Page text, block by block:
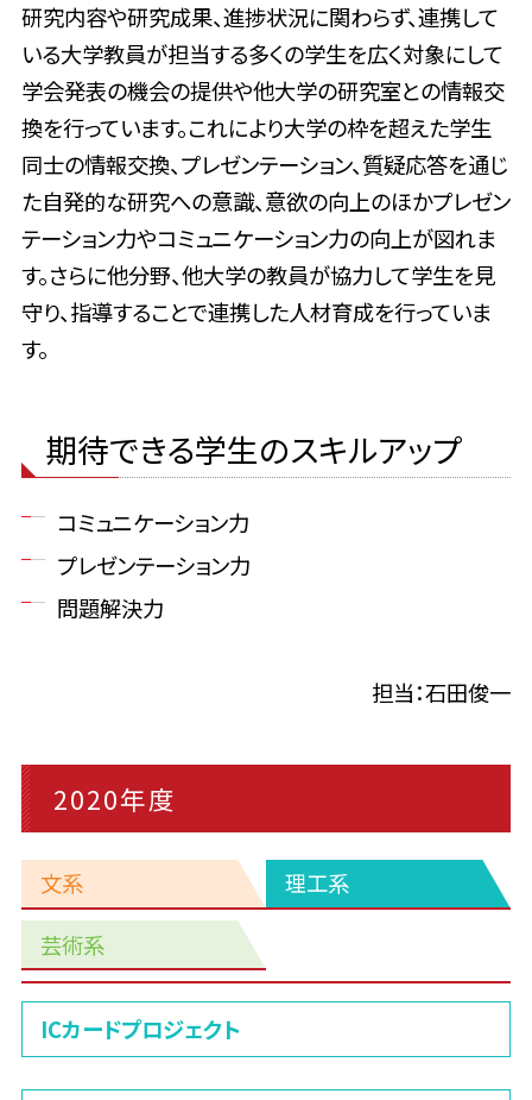
研究内容や研究成果、進捗状況に関わらず、連携して
いる大学教員が担当する多くの学生を広く対象にして
学会発表の機会の提供や他大学の研究室との情報交
換を行っています。これにより大学の枠を超えた学生
同士の情報交換、プレゼンテーション、質疑応答を通じ
た自発的な研究への意識、意欲の向上のほかプレゼン
テーション力やコミュニケーション力の向上が図れま
す。さらに他分野、他大学の教員が協力して学生を見
守り、指導することで連携した人材育成を行っていま
す。
期待できる学生のスキルアップ
コミュニケーション力
プレゼンテーション力
問題解決力
担当：石田俊一
2020年度
文系
理工系
芸術系
系
ICカードプロジェクト